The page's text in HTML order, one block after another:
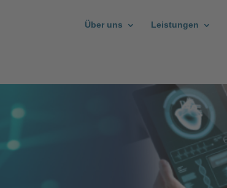
Über uns Leistungen